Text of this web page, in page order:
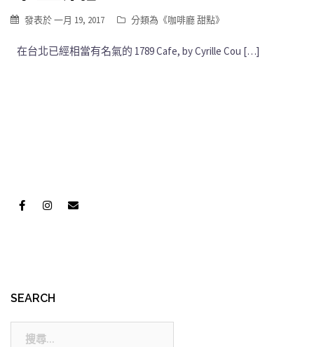
發表於一月 19, 2017 分類為《咖啡廳 甜點》
在台北已經相當有名氣的 1789 Cafe, by Cyrille Cou […]
SEARCH